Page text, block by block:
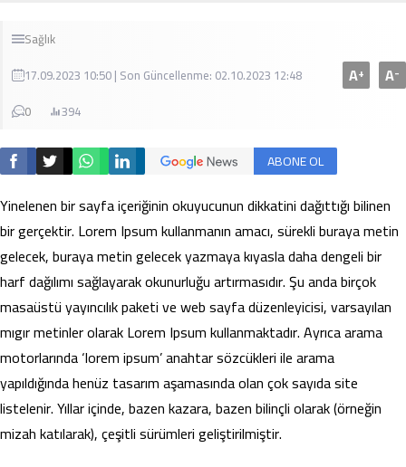
Sağlık
17.09.2023 10:50 | Son Güncellenme: 02.10.2023 12:48
0
394
A+ A-
ABONE OL
Yinelenen bir sayfa içeriğinin okuyucunun dikkatini dağıttığı bilinen
bir gerçektir. Lorem Ipsum kullanmanın amacı, sürekli buraya metin
gelecek, buraya metin gelecek yazmaya kıyasla daha dengeli bir
harf dağılımı sağlayarak okunurluğu artırmasıdır. Şu anda birçok
masaüstü yayıncılık paketi ve web sayfa düzenleyicisi, varsayılan
mıgır metinler olarak Lorem Ipsum kullanmaktadır. Ayrıca arama
motorlarında ‘lorem ipsum’ anahtar sözcükleri ile arama
yapıldığında henüz tasarım aşamasında olan çok sayıda site
listelenir. Yıllar içinde, bazen kazara, bazen bilinçli olarak (örneğin
mizah katılarak), çeşitli sürümleri geliştirilmiştir.